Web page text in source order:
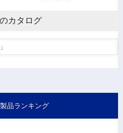
カタログ
品ランキング